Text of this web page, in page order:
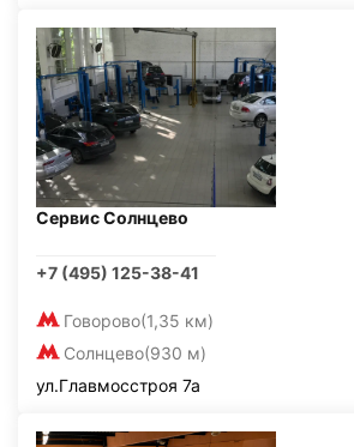
Сервис Солнцево
+7 (495) 125-38-41
Говорово(1,35 км)
Солнцево(930 м)
ул.Главмосстроя 7а